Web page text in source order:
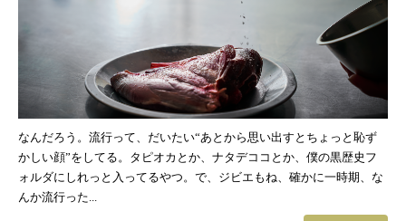
なんだろう。流行って、だいたい“あとから思い出すとちょっと恥ず
かしい顔”をしてる。タピオカとか、ナタデココとか、僕の黒歴史フ
ォルダにしれっと入ってるやつ。で、ジビエもね、確かに一時期、な
んか流行った...